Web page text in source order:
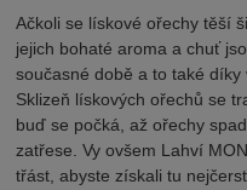
Ačkoli se lískové ořechy těší
jejich bohaté aroma a chuť
současné době a to také díky
Sklizeň lískových ořechů se
buď se počká, až ořechy
zatřese. Vy ovšem Lahví
třást, abyste získali tu